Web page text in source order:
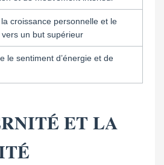
croissance personnelle et le
vers un but supérieur
le sentiment d’énergie et de
ET LA